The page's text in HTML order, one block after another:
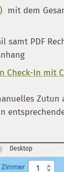
mit dem
samt PDF
Check-In mit
Zutun